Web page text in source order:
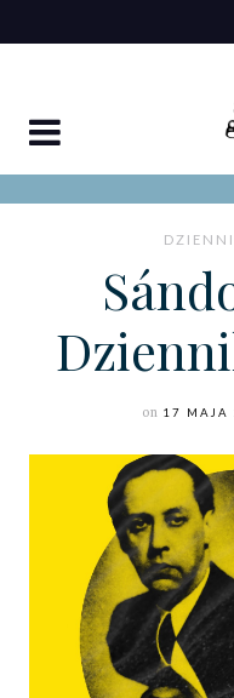
to
on 17 MAJA